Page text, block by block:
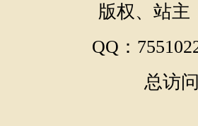
版权、站主
QQ：
总访